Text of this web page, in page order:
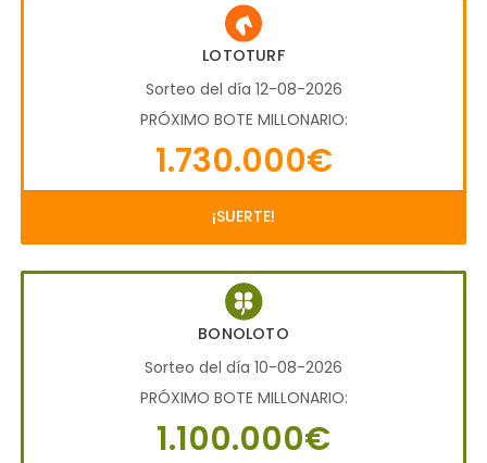
LOTOTURF
Sorteo del día 12-08-2026
PRÓXIMO BOTE MILLONARIO:
1.730.000€
¡SUERTE!
BONOLOTO
Sorteo del día 10-08-2026
PRÓXIMO BOTE MILLONARIO:
1.100.000€